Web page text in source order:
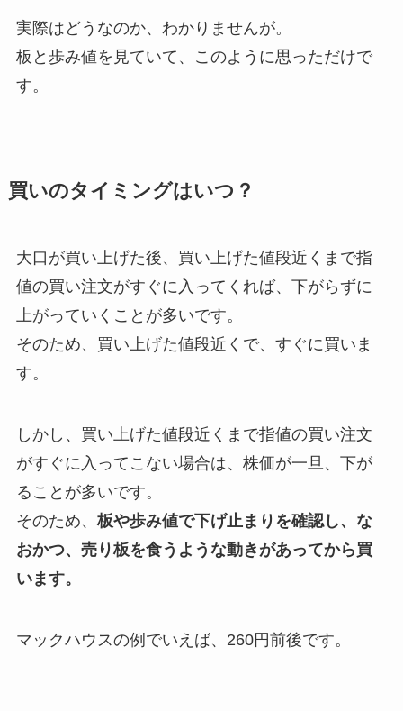
実際はどうなのか、わかりませんが。
板と歩み値を見ていて、このように思っただけで
す。
買いのタイミングはいつ？
大口が買い上げた後、買い上げた値段近くまで指
値の買い注文がすぐに入ってくれば、下がらずに
上がっていくことが多いです。
そのため、買い上げた値段近くで、すぐに買いま
す。
しかし、買い上げた値段近くまで指値の買い注文
がすぐに入ってこない場合は、株価が一旦、下が
ることが多いです。
そのため、 板や歩み値で下げ止まりを確認し、な
おかつ、売り板を食うような動きがあってから買
います。
マックハウスの例でいえば、260円前後です。